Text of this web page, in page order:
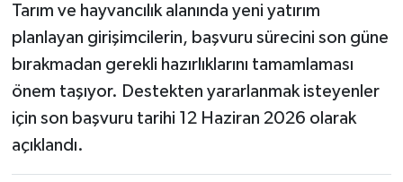
Tarım ve hayvancılık alanında yeni yatırım
planlayan girişimcilerin, başvuru sürecini son güne
bırakmadan gerekli hazırlıklarını tamamlaması
önem taşıyor. Destekten yararlanmak isteyenler
için son başvuru tarihi 12 Haziran 2026 olarak
açıklandı.